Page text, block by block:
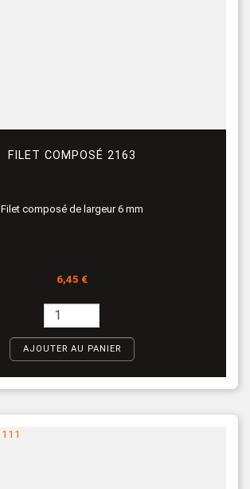
FILET COMPOSÉ 2163
Filet composé de largeur 6 mm
Prix
6,45 €
AJOUTER AU PANIER